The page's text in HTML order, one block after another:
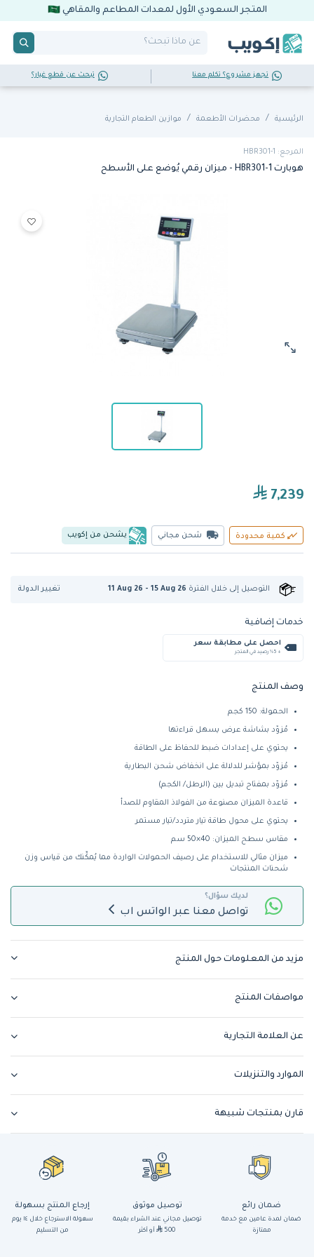
المتجر السعودي الأول لمعدات المطاعم والمقاهي
تجهز مشروع؟ تكلم معنا تبحث عن قطع غيار؟
الرئيسية محضرات الأطعمة موازين الطعام التجارية
المرجع: HBR301-1
هوبارت HBR301-1 - ميزان رقمي يُوضع على الأسطح
7,239
كمية محدودة شحن مجاني يشحن من إكويب
التوصيل إلى خلال الفترة 11 Aug 26 - 15 Aug 26 تغيير الدولة
خدمات إضافية
احصل على مطابقة سعر
+ %5 رصيد في المتجر
وصف المنتج
الحمولة: 150 كجم
مُزوّد بشاشة عرض يسهل قراءتها
يحتوي على إعدادات ضبط للحفاظ على الطاقة
مُزوّد بمؤشر للدلالة على انخفاض شحن البطارية
مُزوّد بمفتاح تبديل بين (الرطل/ الكجم)
قاعدة الميزان مصنوعة من الفولاذ المقاوم للصدأ
يحتوي على محول طاقة تيار متردد/تيار مستمر
مقاس سطح الميزان: 40×50 سم
ميزان مثالي للاستخدام على رصيف الحمولات الواردة مما يُمكِّنك من قياس وزن
شحنات المنتجات
لديك سؤال؟
تواصل معنا عبر الواتس اب
مزيد من المعلومات حول المنتج
مواصفات المنتج
عن العلامة التجارية
الموارد والتنزيلات
قارن بمنتجات شبيهة
ضمان رائع
ضمان لمدة عامين مع خدمة
ممتازة
توصيل موثوق
توصيل مجاني عند الشراء بقيمة
500
أو أكثر
إرجاع المنتج بسهولة
سهولة الاسترجاع خلال ١٤ يوم
من التسليم